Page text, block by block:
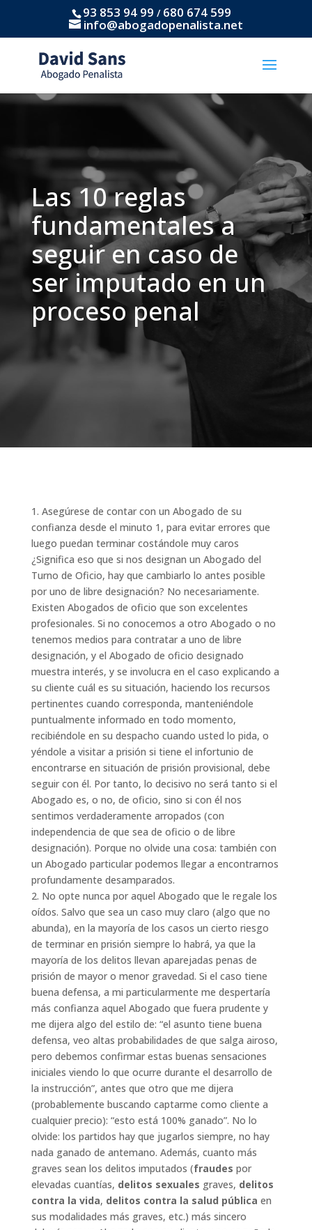
93 853 94 99 / 680 674 599
info@abogadopenalista.net
Las 10 reglas
fundamentales a
seguir en caso de
ser imputado en un
proceso penal
1. Asegúrese de contar con un Abogado de su
confianza desde el minuto 1, para evitar errores que
luego puedan terminar costándole muy caros
¿Significa eso que si nos designan un Abogado del
Turno de Oficio, hay que cambiarlo lo antes posible
por uno de libre designación? No necesariamente.
Existen Abogados de oficio que son excelentes
profesionales. Si no conocemos a otro Abogado o no
tenemos medios para contratar a uno de libre
designación, y el Abogado de oficio designado
muestra interés, y se involucra en el caso explicando a
su cliente cuál es su situación, haciendo los recursos
pertinentes cuando corresponda, manteniéndole
puntualmente informado en todo momento,
recibiéndole en su despacho cuando usted lo pida, o
yéndole a visitar a prisión si tiene el infortunio de
encontrarse en situación de prisión provisional, debe
seguir con él. Por tanto, lo decisivo no será tanto si el
Abogado es, o no, de oficio, sino si con él nos
sentimos verdaderamente arropados (con
independencia de que sea de oficio o de libre
designación). Porque no olvide una cosa: también con
un Abogado particular podemos llegar a encontrarnos
profundamente desamparados.
2. No opte nunca por aquel Abogado que le regale los
oídos. Salvo que sea un caso muy claro (algo que no
abunda), en la mayoría de los casos un cierto riesgo
de terminar en prisión siempre lo habrá, ya que la
mayoría de los delitos llevan aparejadas penas de
prisión de mayor o menor gravedad. Si el caso tiene
buena defensa, a mi particularmente me despertaría
más confianza aquel Abogado que fuera prudente y
me dijera algo del estilo de: “el asunto tiene buena
defensa, veo altas probabilidades de que salga airoso,
pero debemos confirmar estas buenas sensaciones
iniciales viendo lo que ocurre durante el desarrollo de
la instrucción”, antes que otro que me dijera
(probablemente buscando captarme como cliente a
cualquier precio): “esto está 100% ganado”. No lo
olvide: los partidos hay que jugarlos siempre, no hay
nada ganado de antemano. Además, cuanto más
graves sean los delitos imputados (fraudes por
elevadas cuantías, delitos sexuales graves, delitos
contra la vida, delitos contra la salud pública en
sus modalidades más graves, etc.) más sincero